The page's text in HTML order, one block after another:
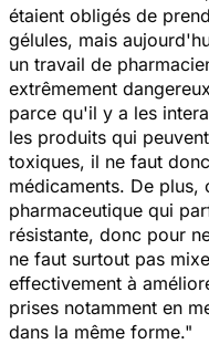
étaient obligés de
gélules, mais
un travail de
extrêmement
parce qu'il y a les
les produits qui
toxiques, il ne faut
médicaments. De plus,
pharmaceutique qui
résistante, donc pour
ne faut surtout pas
effectivement à
prises notamment en
dans la même forme."